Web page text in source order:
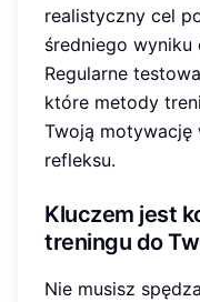
realistyczny cel
średniego wyniku
Regularne
które metody
Twoją
refleksu.
Kluczem jest
treningu do
Nie musisz